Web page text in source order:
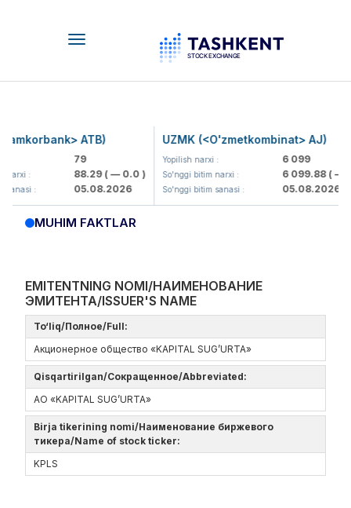
Toggle
ATB)
79
: 88.29( — 0.0 )
: 05.08.2026
UZMK (<O'zmetkombinat> AJ)
Yopilish narxi : 6 099
So'nggi bitim narxi : 6 099.88( —
So'nggi bitim sanasi : 05.08.2026
MUHIM FAKTLAR
EMITENTNING NOMI/НАИМЕНОВАНИЕ
ЭМИТЕНТА/ISSUER'S NAME
To‘liq/Полное/Full:
Акционерное общество «KAPITAL SUG’URTA»
Qisqartirilgan/Сокращенное/Abbreviated:
АО «KAPITAL SUG’URTA»
Birja tikerining nomi/Наименование биржевого
тикера/Name of stock ticker:
KPLS